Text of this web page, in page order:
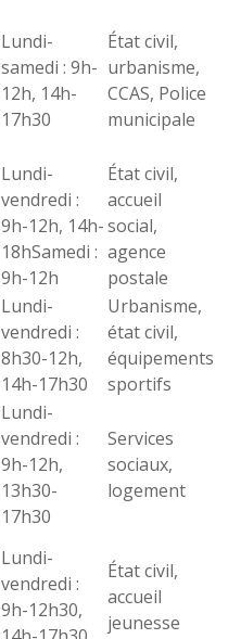
Lundi-
samedi : 9h-
12h, 14h-
17h30
État civil,
urbanisme,
CCAS, Police
municipale
Lundi-
vendredi :
9h-12h, 14h-
18hSamedi :
9h-12h
État civil,
accueil
social,
agence
postale
Lundi-
vendredi :
8h30-12h,
14h-17h30
Urbanisme,
état civil,
équipements
sportifs
Lundi-
vendredi :
9h-12h,
13h30-
17h30
Services
sociaux,
logement
Lundi-
vendredi :
9h-12h30,
État civil,
accueil
jeunesse